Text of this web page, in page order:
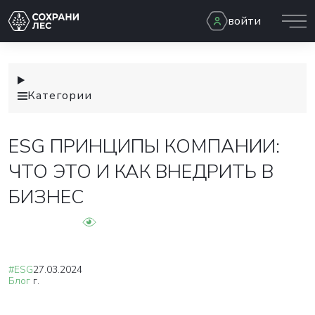
войти
Категории
ESG ПРИНЦИПЫ КОМПАНИИ:
ЧТО ЭТО И КАК ВНЕДРИТЬ В
БИЗНЕС
#ESG
Блог
27.03.2024
г.